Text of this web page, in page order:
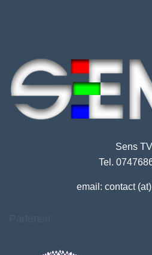
Sens TV
Tel.
email: contact